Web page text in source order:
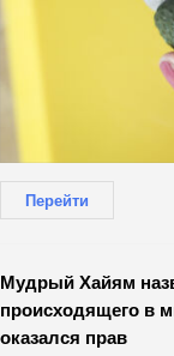
Перейти
Мудрый Хайям
происходящего в
оказался прав